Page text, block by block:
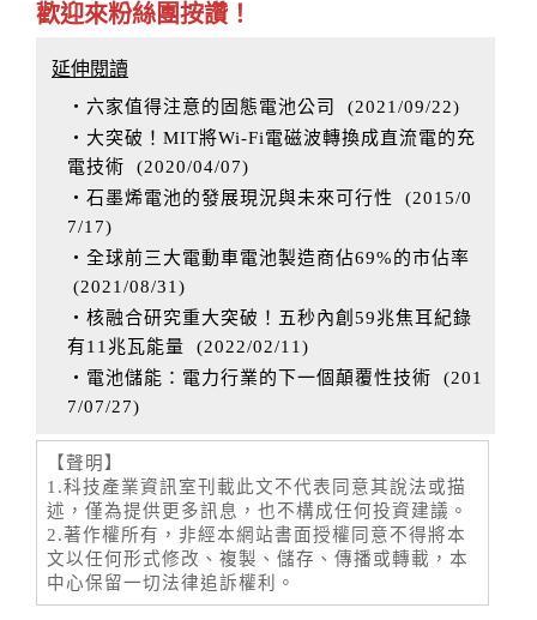
歡迎來粉絲團按讚！
延伸閱讀
‧六家值得注意的固態電池公司 (2021/09/22)
‧大突破！MIT將Wi-Fi電磁波轉換成直流電的充
電技術 (2020/04/07)
‧石墨烯電池的發展現況與未來可行性
(2015/0
7/17)
‧全球前三大電動車電池製造商佔69%的市佔率
(2021/08/31)
‧核融合研究重大突破！五秒內創59兆焦耳紀錄
有11兆瓦能量 (2022/02/11)
‧電池儲能：電力行業的下一個顛覆性技術 (201
7/07/27)
【聲明】
1.科技產業資訊室刊載此文不代表同意其說法或描
述，僅為提供更多訊息，也不構成任何投資建議。
2.著作權所有，非經本網站書面授權同意不得將本
文以任何形式修改、複製、儲存、傳播或轉載，本
中心保留一切法律追訴權利。